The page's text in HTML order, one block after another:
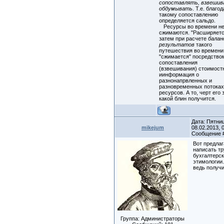
сопоставлять,
обдумывать . Т.е.
такому сопоставлению
определяется сальдо.
Ресурсы во времени
сжимаются.
затем при расчете
результатов такого
путешествия во времени
"сжимается"
сопоставления
(взвешивания)
иинформация о
разнонапрвленных и
разновременных потоках
ресурсов. А то, черт его
какой блин получится.
mikejum
Дата:
08.02.2013,
Сообщение
Группа: Администраторы
Вот
написать
ведь